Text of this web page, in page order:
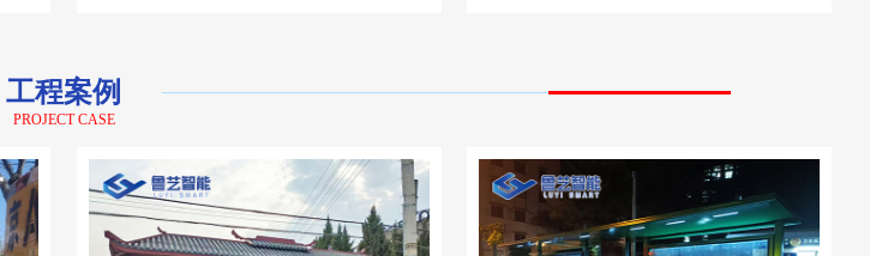
工程案例
PROJECT CASE